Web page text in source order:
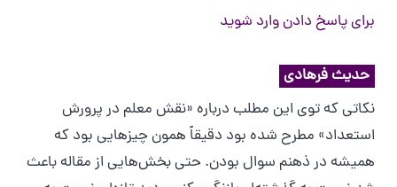
برای پاسخ دادن وارد شوید
حدیث فرهادی
نکاتی که توی این مطلب درباره «نقش معلم در پرورش
استعداد» مطرح شده بود دقیقاً همون چیزهایی بود که
همیشه در ذهنم سوال بودن. حتی بخش‌هایی از مقاله باعث